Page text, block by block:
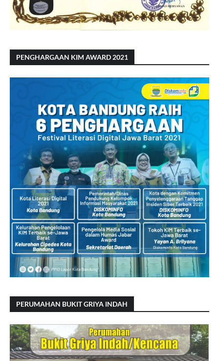
PENGHARGAAN KIM AWARD 2021
PERUMAHAN BUKIT GRIYA INDAH